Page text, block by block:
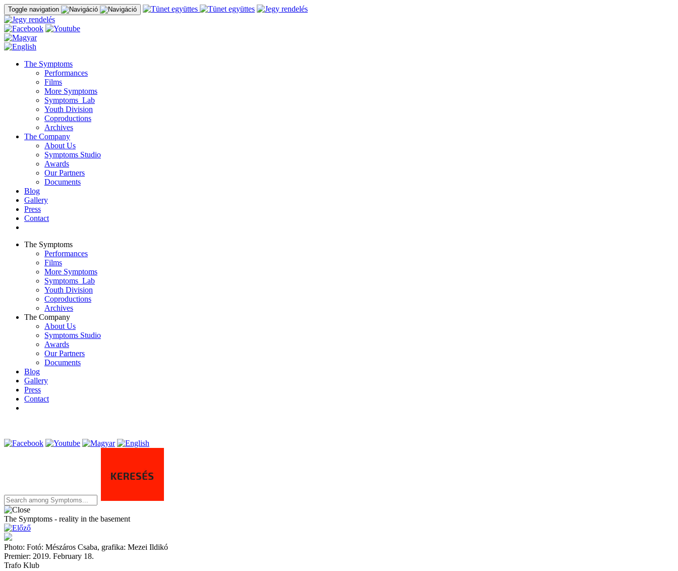
Toggle navigation
The Symptoms
Performances
Films
More Symptoms
Symptoms_Lab
Youth Division
Coproductions
Archives
The Company
About Us
Symptoms Studio
Awards
Our Partners
Documents
Blog
Gallery
Press
Contact
The Symptoms
Performances
Films
More Symptoms
Symptoms_Lab
Youth Division
Coproductions
Archives
The Company
About Us
Symptoms Studio
Awards
Our Partners
Documents
Blog
Gallery
Press
Contact
The Symptoms - reality in the basement
Photo: Fotó: Mészáros Csaba, grafika: Mezei Ildikó
Premier: 2019. February 18.
Trafo Klub